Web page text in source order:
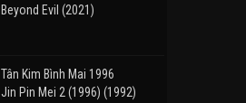
Beyond Evil (2021)
Tân Kim Bình Mai 1996
Jin Pin Mei 2 (1996) (1992)